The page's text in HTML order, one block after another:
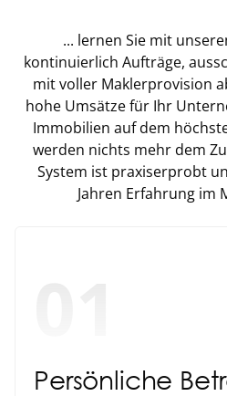
... lernen Sie mit
kontinuierlich Aufträge,
mit voller Maklerprovision
hohe Umsätze für Ihr
Immobilien auf dem
werden nichts mehr dem
System ist praxiserprobt
Jahren Erfahrung im
Persönliche